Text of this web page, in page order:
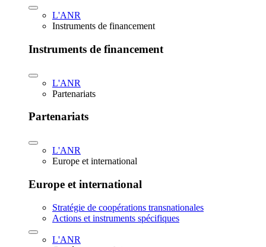
L'ANR
Instruments de financement
Instruments de financement
L'ANR
Partenariats
Partenariats
L'ANR
Europe et international
Europe et international
Stratégie de coopérations transnationales
Actions et instruments spécifiques
L'ANR